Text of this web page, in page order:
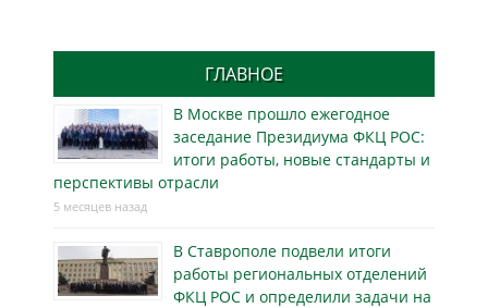
ГЛАВНОЕ
В Москве прошло ежегодное
заседание Президиума ФКЦ РОС:
итоги работы, новые стандарты и
перспективы отрасли
5 месяцев назад
В Ставрополе подвели итоги
работы региональных отделений
ФКЦ РОС и определили задачи на